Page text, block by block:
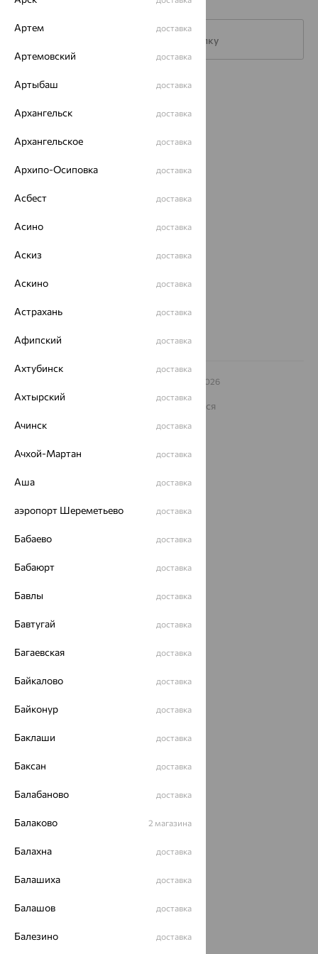
Подписаться на рассылку
Каталог
Акции
Магазины
Покупателям
О нас
Магазины и доставка
еще 3
8 (800) 250-02-30
– 2026
Архив акций
На информационном ресурсе применяются
Политика конфеденциальности
Артем доставка
Артемовский доставка
Артыбаш доставка
Архангельск доставка
Архангельское доставка
Архипо-Осиповка доставка
Асбест доставка
Асино доставка
Аскиз доставка
Аскино доставка
Астрахань доставка
Афипский доставка
Ахтубинск доставка
Ахтырский доставка
Ачинск доставка
Ачхой-Мартан доставка
Аша доставка
аэропорт Шереметьево доставка
Бабаево доставка
Бабаюрт доставка
Бавлы доставка
Бавтугай доставка
Багаевская доставка
Байкалово доставка
Байконур доставка
Баклаши доставка
Баксан доставка
Балабаново доставка
Балаково 2 магазина
Балахна доставка
Балашиха доставка
Балашов доставка
Балезино доставка